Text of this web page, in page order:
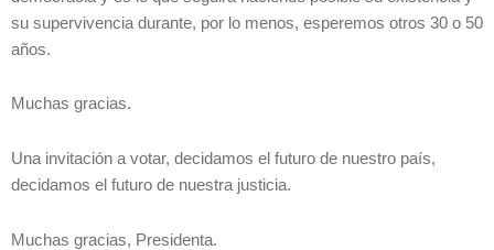
su supervivencia durante, por lo menos, esperemos otros 30 o 50
años.
Muchas gracias.
Una invitación a votar, decidamos el futuro de nuestro país,
decidamos el futuro de nuestra justicia.
Muchas gracias, Presidenta.